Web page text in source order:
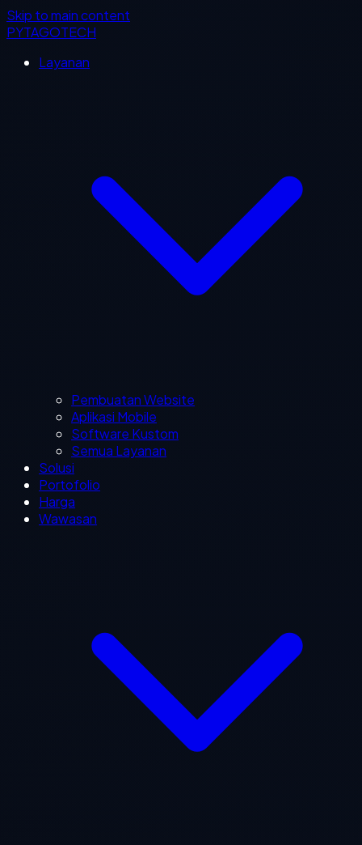
Skip to main content
PYTAGOTECH
Layanan
Pembuatan Website
Aplikasi Mobile
Software Kustom
Semua Layanan
Solusi
Portofolio
Harga
Wawasan